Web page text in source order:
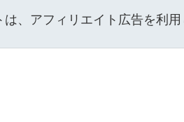
、アフィリエイト広告を利